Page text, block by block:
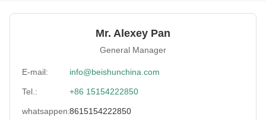
Capacity:
Mr. Alexey Pan
General Manager
E-mail: info@beishunchina.com
Tel.: +86 15154222850
whatsappen:8615154222850